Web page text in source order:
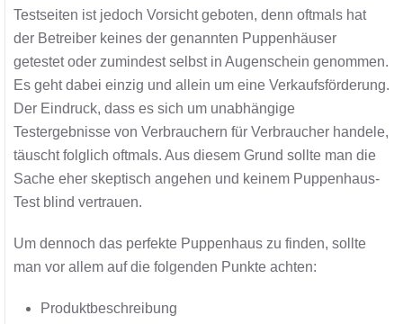
Testseiten ist jedoch Vorsicht geboten, denn oftmals hat
der Betreiber keines der genannten Puppenhäuser
getestet oder zumindest selbst in Augenschein genommen.
Es geht dabei einzig und allein um eine Verkaufsförderung.
Der Eindruck, dass es sich um unabhängige
Testergebnisse von Verbrauchern für Verbraucher handele,
täuscht folglich oftmals. Aus diesem Grund sollte man die
Sache eher skeptisch angehen und keinem Puppenhaus-
Test blind vertrauen.
Um dennoch das perfekte Puppenhaus zu finden, sollte
man vor allem auf die folgenden Punkte achten:
Produktbeschreibung